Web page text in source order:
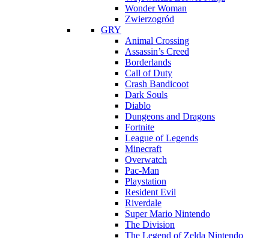
Wonder Woman
Zwierzogród
GRY
Animal Crossing
Assassin’s Creed
Borderlands
Call of Duty
Crash Bandicoot
Dark Souls
Diablo
Dungeons and Dragons
Fortnite
League of Legends
Minecraft
Overwatch
Pac-Man
Playstation
Resident Evil
Riverdale
Super Mario Nintendo
The Division
The Legend of Zelda Nintendo